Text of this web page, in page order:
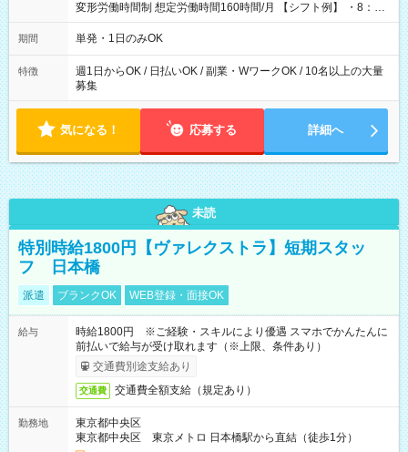
変形労働時間制 想定労働時間160時間/月 【シフト例】 ・8：00
～21：00
期間 単発・1日のみOK
特徴
週1日からOK / 日払いOK / 副業・WワークOK / 10名以上の大量
募集
気になる！ 応募する 詳細へ
未読
特別時給1800円【ヴァレクストラ】短期スタッ
フ 日本橋
派遣 ブランクOK WEB登録・面接OK
給与
時給1800円 ※ご経験・スキルにより優遇 スマホでかんたんに
前払いで給与が受け取れます（※上限、条件あり）
交通費別途支給あり
交通費 交通費全額支給（規定あり）
勤務地
東京都中央区
東京都中央区 東京メトロ 日本橋駅から直結（徒歩1分）